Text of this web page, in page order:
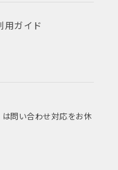
用ガイド
問い合わせ対応をお休